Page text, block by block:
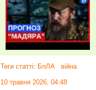
Теги статті: БпЛА війна
10 травня 2026, 04:48